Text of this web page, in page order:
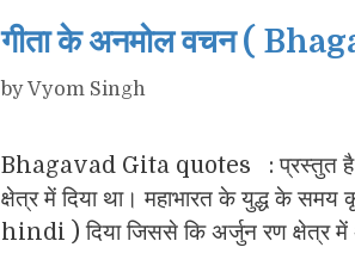
गीता के अनमोल वचन (
byVyom Singh
Bhagavad Gita quotes : प्रस्तुत है
क्षेत्र में दिया था। महाभारत के युद्ध के
hindi ) दिया जिससे कि अर्जुन रण क्षेत्र